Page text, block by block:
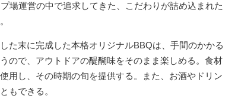
場運営の中で追求してきた、こだわりが詰め込まれた
た末に完成した本格オリジナルBBQは、手間のかかる
ので、アウトドアの醍醐味をそのまま楽しめる。食材
用し、その時期の旬を提供する。また、お酒やドリン
もできる。